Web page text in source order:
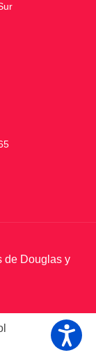
de Douglas y